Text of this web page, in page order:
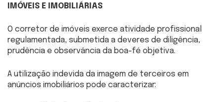
IMÓVEIS E IMOBILIÁRIAS
O corretor de imóveis exerce atividade profissional
regulamentada, submetida a deveres de diligência,
prudência e observância da boa-fé objetiva.
A utilização indevida da imagem de terceiros em
anúncios imobiliários pode caracterizar: